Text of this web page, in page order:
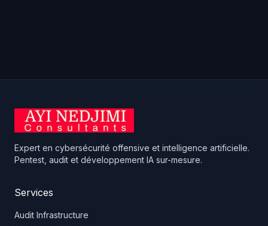
Expert en cybersécurité offensive et intelligence artificielle.
Pentest, audit et développement IA sur-mesure.
Services
Audit Infrastructure